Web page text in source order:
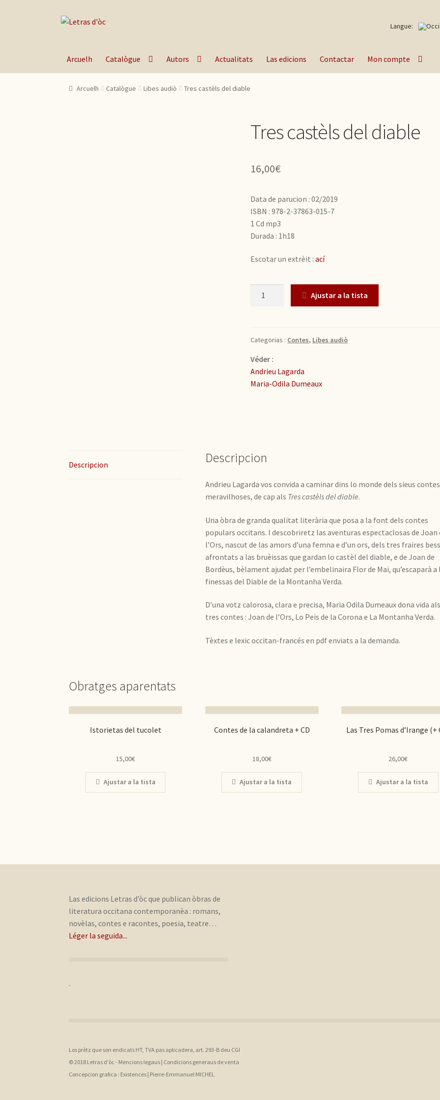
Skip to navigation
Skip to content Langue:
Arcuelh Catalògue Autors Actualitats Las edicions Contactar Mon compte
Arcuelh Catalògue Libes audiò Tres castèls del diable
Tres castèls del diable
16,00€
Data de parucion : 02/2019
ISBN : 978-2-37863-015-7
1 Cd mp3
Durada : 1h18
Escotar un extrèit :ací
Ajustar a la tista
Categorias : Contes, Libes audiò
Véder :
Andrieu Lagarda
Maria-Odila Dumeaux
Descripcion Descripcion
Andrieu Lagarda vos convida a caminar dins lo monde dels sieus contes
meravilhoses, de cap als Tres castèls del diable.
Una òbra de granda qualitat literària que posa a la font dels contes
populars occitans. I descobriretz las aventuras espectaclosas de Joan
l’Ors, nascut de las amors d’una femna e d’un ors, dels tres fraires
afrontats a las bruèissas que gardan lo castèl del diable, e de Joan de
Bordèus, bèlament ajudat per l’embelinaira Flor de Mai, qu’escaparà a
finessas del Diable de la Montanha Verda.
D’una votz calorosa, clara e precisa, Maria Odila Dumeaux dona vida als
tres contes : Joan de l’Ors, Lo Peis de la Corona e La Montanha Verda.
Tèxtes e lexic occitan-francés en pdf enviats a la demanda.
Obratges aparentats
Istorietas del tucolet
15,00€
Ajustar a la tista
Contes de la calandreta + CD
18,00€
Ajustar a la tista
Las Tres Pomas d’Irange (+
26,00€
Ajustar a la tista
Las edicions Letras d’òc que publican òbras de
literatura occitana contemporanèa : romans,
novèlas, contes e racontes, poesia, teatre…
Léger la seguida...
.
Los prètz que son endicats HT, TVA pas aplicadera, art. 293-B deu CGI
© 2018 Letras d'òc - Mencions legaus | Condicions generaus de venta
Concepcion grafica : Existences | Pierre-Emmanuel MICHEL